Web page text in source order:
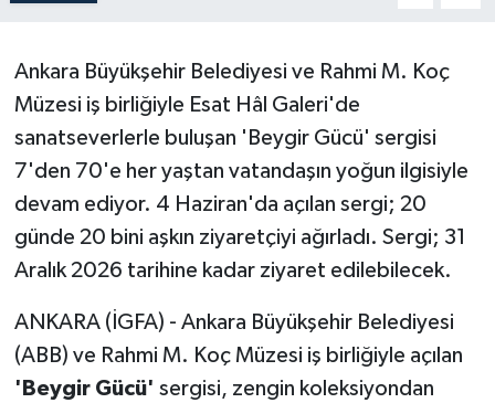
Ankara Büyükşehir Belediyesi ve Rahmi M. Koç
Müzesi iş birliğiyle Esat Hâl Galeri'de
sanatseverlerle buluşan 'Beygir Gücü' sergisi
7'den 70'e her yaştan vatandaşın yoğun ilgisiyle
devam ediyor. 4 Haziran'da açılan sergi; 20
günde 20 bini aşkın ziyaretçiyi ağırladı. Sergi; 31
Aralık 2026 tarihine kadar ziyaret edilebilecek.
ANKARA (İGFA) - Ankara Büyükşehir Belediyesi
(ABB) ve Rahmi M. Koç Müzesi iş birliğiyle açılan
'Beygir Gücü' sergisi, zengin koleksiyondan